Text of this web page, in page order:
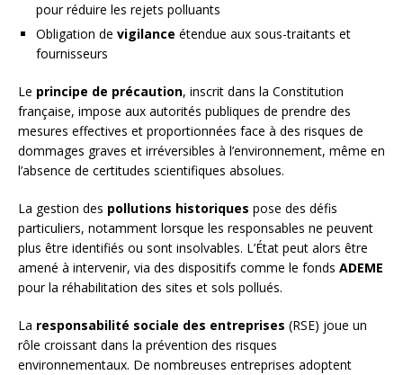
pour réduire les rejets polluants
Obligation de vigilance étendue aux sous-traitants et
fournisseurs
Le principe de précaution, inscrit dans la Constitution
française, impose aux autorités publiques de prendre des
mesures effectives et proportionnées face à des risques de
dommages graves et irréversibles à l’environnement, même en
l’absence de certitudes scientifiques absolues.
La gestion des pollutions historiques pose des défis
particuliers, notamment lorsque les responsables ne peuvent
plus être identifiés ou sont insolvables. L’État peut alors être
amené à intervenir, via des dispositifs comme le fonds ADEME
pour la réhabilitation des sites et sols pollués.
La responsabilité sociale des entreprises (RSE) joue un
rôle croissant dans la prévention des risques
environnementaux. De nombreuses entreprises adoptent